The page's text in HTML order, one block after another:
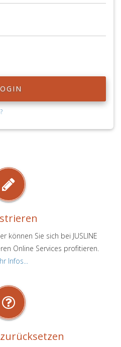
können Sie sich bei JUSLINE
Online Services profitieren.
Infos...